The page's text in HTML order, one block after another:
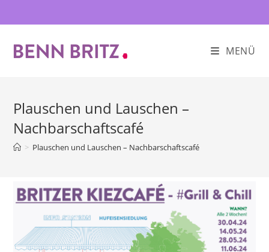
Inhalt
MENÜ
Plauschen und Lauschen –
Nachbarschaftscafé
> Plauschen und Lauschen – Nachbarschaftscafé